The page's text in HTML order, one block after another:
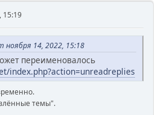
15:19
14, 2022, 15:18
переименовалось
index.php?action=unreadreplies
темы".